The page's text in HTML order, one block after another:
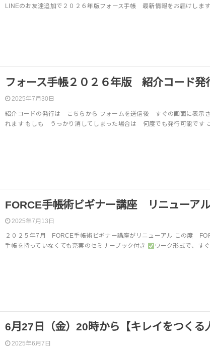
LINEのお友達追加で２０２６年版フォース手帳 最新情報をお届けしま
フォース手帳２０２６年版 紹介コード発
2025年7月30日
紹介コードの発行は こちらから フォームを送信後 すぐの画面に表示
れます もしも うっかり消してしまった場合は 何度でも発行可能です
FORCE手帳術ビギナー講座 リニューア
2025年7月13日
２０２５年7月 FORCE手帳術ビギナー講座がリニューアル この度
手帳を持っていなくても充実のセミナーブック付き
ワーク形式で、す
6月27日（金）20時から【キレイをつくる
2025年6月7日